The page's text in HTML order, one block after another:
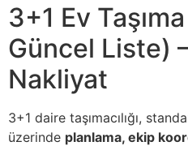
3+1 Ev
Güncel Liste)
Nakliyat
3+1 daire taşımacılığı,
üzerinde planlama, ekip